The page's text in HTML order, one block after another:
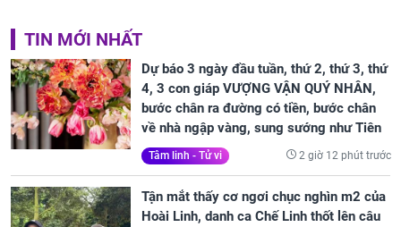
TIN MỚI NHẤT
Dự báo 3 ngày đầu tuần, thứ 2, thứ 3, thứ
4, 3 con giáp VƯỢNG VẬN QUÝ NHÂN,
bước chân ra đường có tiền, bước chân
về nhà ngập vàng, sung sướng như Tiên
Tâm linh - Tử vi 2 giờ 12 phút trước
Tận mắt thấy cơ ngơi chục nghìn m2 của
Hoài Linh, danh ca Chế Linh thốt lên câu